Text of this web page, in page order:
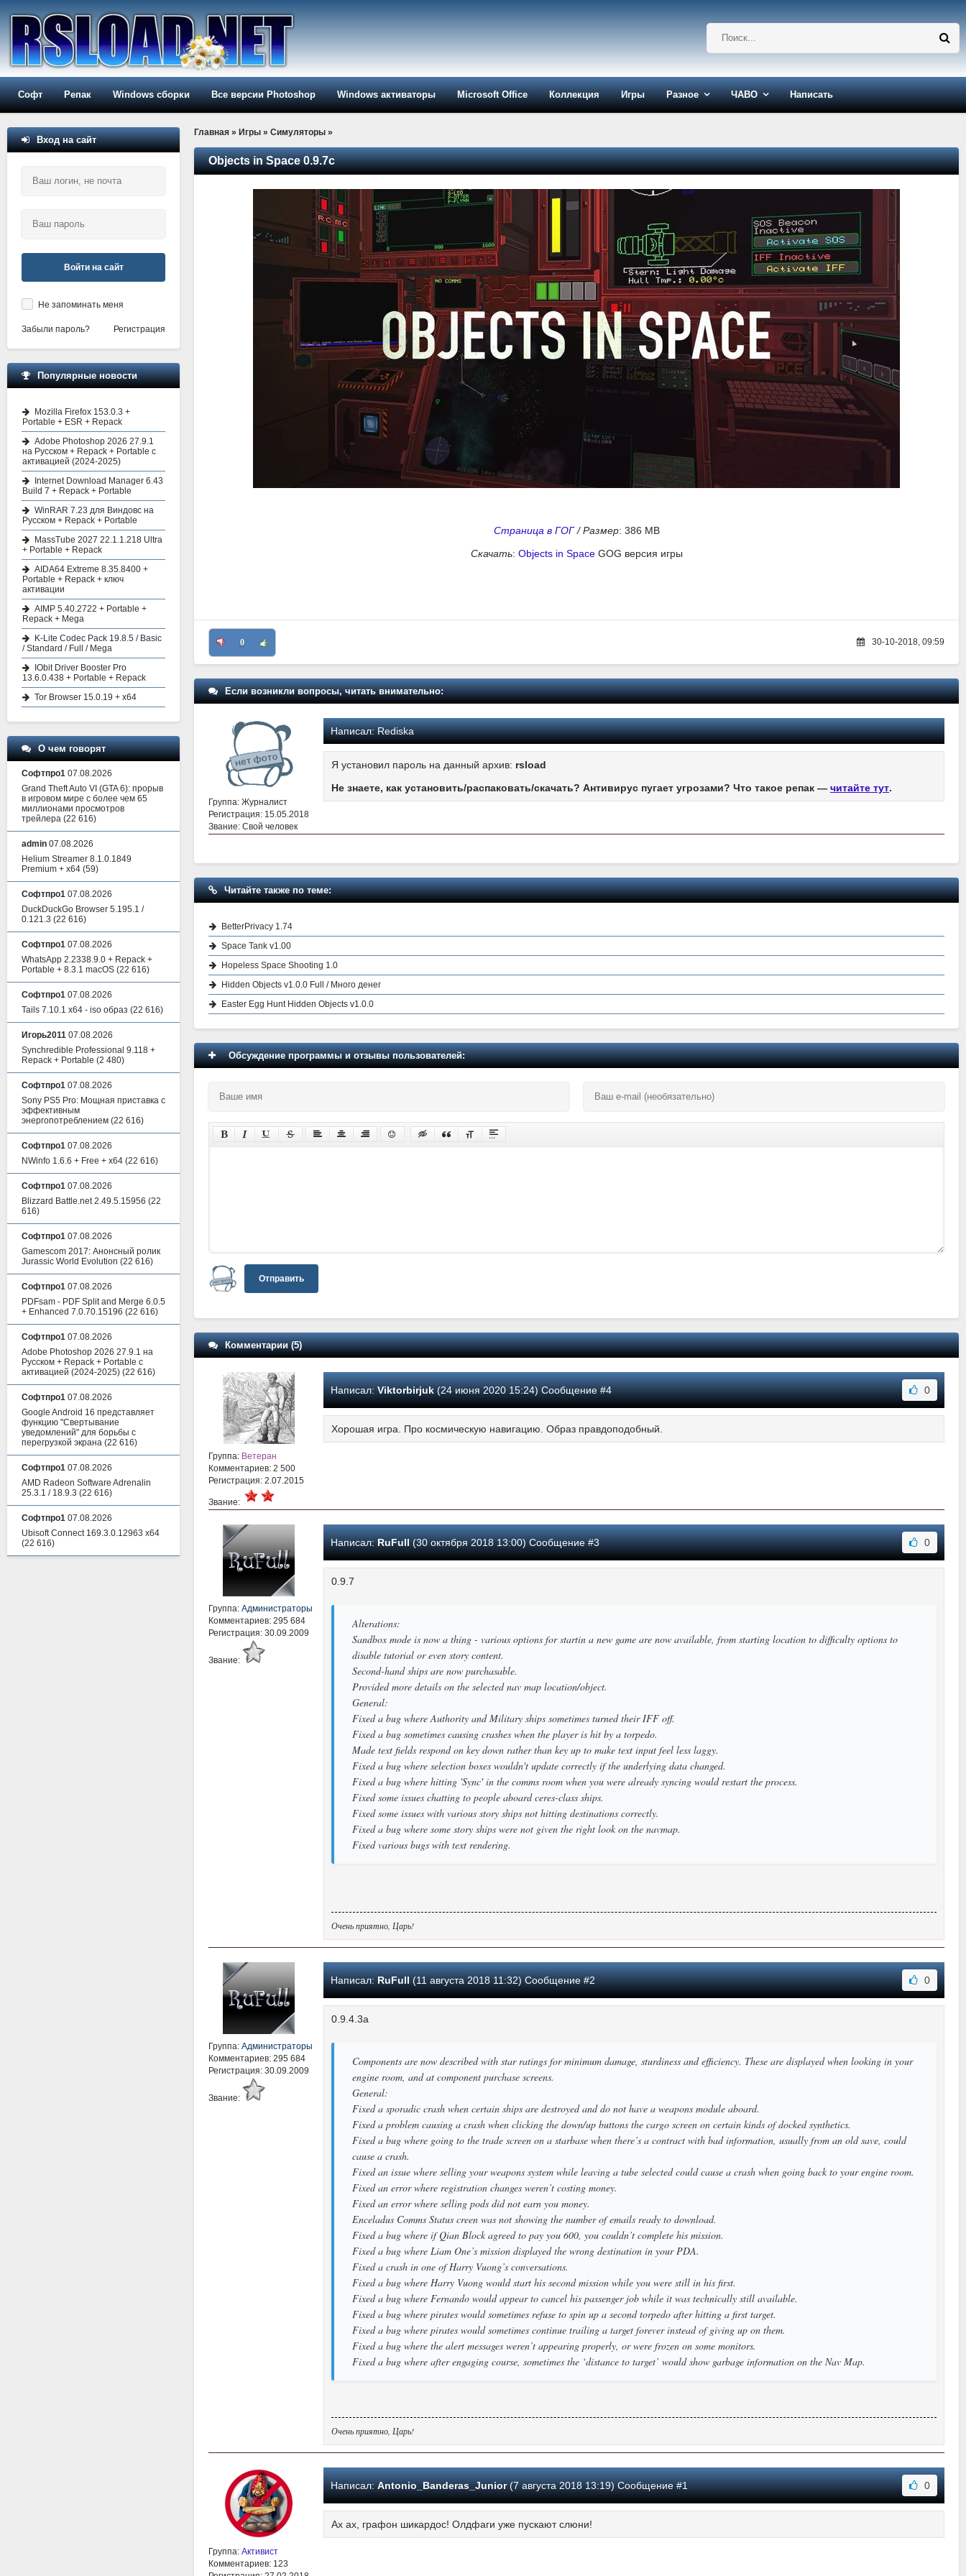
Софт Репак Windows сборки Все версии Photoshop Windows активаторы Microsoft Office Коллекция Игры Разное ЧАВО Написать
Главная » Игры » Симуляторы »
Objects in Space 0.9.7c
Страница в ГОГ/Размер: 386 MB
Скачать: Objects in SpaceGOG версия игры
0 30-10-2018, 09:59
Если возникли вопросы, читать внимательно:
Группа: Журналист
Регистрация: 15.05.2018
Звание: Свой человек
Написал:Rediska
Я установил пароль на данный архив: rsload
Не знаете, как установить/распаковать/скачать? Антивирус пугает угрозами? Что такое репак — читайте тут.
Читайте также по теме:
BetterPrivacy 1.74
Space Tank v1.00
Hopeless Space Shooting 1.0
Hidden Objects v1.0.0 Full / Много денег
Easter Egg Hunt Hidden Objects v1.0.0
Обсуждение программы и отзывы пользователей:
Отправить
Комментарии (5)
Группа: Ветеран
Комментариев: 2 500
Регистрация: 2.07.2015
Звание:
Написал: Viktorbirjuk(24 июня 2020 15:24) Сообщение #4 0
Хорошая игра. Про космическую навигацию. Образ правдоподобный.
Группа: Администраторы
Комментариев: 295 684
Регистрация: 30.09.2009
Звание:
Написал: RuFull(30 октября 2018 13:00) Сообщение #3 0
0.9.7
Alterations:
Sandbox mode is now a thing - various options for startin a new game are now available, from starting location to difficulty options to
disable tutorial or even story content.
Second-hand ships are now purchasable.
Provided more details on the selected nav map location/object.
General:
Fixed a bug where Authority and Military ships sometimes turned their IFF off.
Fixed a bug sometimes causing crashes when the player is hit by a torpedo.
Made text fields respond on key down rather than key up to make text input feel less laggy.
Fixed a bug where selection boxes wouldn't update correctly if the underlying data changed.
Fixed a bug where hitting 'Sync' in the comms room when you were already syncing would restart the process.
Fixed some issues chatting to people aboard ceres-class ships.
Fixed some issues with various story ships not hitting destinations correctly.
Fixed a bug where some story ships were not given the right look on the navmap.
Fixed various bugs with text rendering.
Очень приятно, Царь!
Группа: Администраторы
Комментариев: 295 684
Регистрация: 30.09.2009
Звание:
Написал: RuFull(11 августа 2018 11:32) Сообщение #2 0
0.9.4.3a
Components are now described with star ratings for minimum damage, sturdiness and efficiency. These are displayed when looking in your
engine room, and at component purchase screens.
General:
Fixed a sporadic crash when certain ships are destroyed and do not have a weapons module aboard.
Fixed a problem causing a crash when clicking the down/up buttons the cargo screen on certain kinds of docked synthetics.
Fixed a bug where going to the trade screen on a starbase when there’s a contract with bad information, usually from an old save, could
cause a crash.
Fixed an issue where selling your weapons system while leaving a tube selected could cause a crash when going back to your engine room.
Fixed an error where registration changes weren’t costing money.
Fixed an error where selling pods did not earn you money.
Enceladus Comms Status creen was not showing the number of emails ready to download.
Fixed a bug where if Qian Block agreed to pay you 600, you couldn’t complete his mission.
Fixed a bug where Liam One’s mission displayed the wrong destination in your PDA.
Fixed a crash in one of Harry Vuong’s conversations.
Fixed a bug where Harry Vuong would start his second mission while you were still in his first.
Fixed a bug where Fernando would appear to cancel his passenger job while it was technically still available.
Fixed a bug where pirates would sometimes refuse to spin up a second torpedo after hitting a first target.
Fixed a bug where pirates would sometimes continue trailing a target forever instead of giving up on them.
Fixed a bug where the alert messages weren’t appearing properly, or were frozen on some monitors.
Fixed a bug where after engaging course, sometimes the ‘distance to target’ would show garbage information on the Nav Map.
Очень приятно, Царь!
Группа: Активист
Комментариев: 123
Написал: Antonio_Banderas_Junior(7 августа 2018 13:19) Сообщение #1 0
Ах ах, графон шикардос! Олдфаги уже пускают слюни!
Вход на сайт
Войти на сайт
Не запоминать меня
Забыли пароль? Регистрация
Популярные новости
Mozilla Firefox 153.0.3 +
Portable + ESR + Repack
Adobe Photoshop 2026 27.9.1
на Русском + Repack + Portable с
активацией (2024-2025)
Internet Download Manager 6.43
Build 7 + Repack + Portable
WinRAR 7.23 для Виндовс на
Русском + Repack + Portable
MassTube 2027 22.1.1.218 Ultra
+ Portable + Repack
AIDA64 Extreme 8.35.8400 +
Portable + Repack + ключ
активации
AIMP 5.40.2722 + Portable +
Repack + Mega
K-Lite Codec Pack 19.8.5 / Basic
/ Standard / Full / Mega
IObit Driver Booster Pro
13.6.0.438 + Portable + Repack
Tor Browser 15.0.19 + x64
О чем говорят
Софтпро1 07.08.2026
Grand Theft Auto VI (GTA 6): прорыв
в игровом мире с более чем 65
миллионами просмотров
трейлера (22 616)
admin 07.08.2026
Helium Streamer 8.1.0.1849
Premium + x64 (59)
Софтпро1 07.08.2026
DuckDuckGo Browser 5.195.1 /
0.121.3 (22 616)
Софтпро1 07.08.2026
WhatsApp 2.2338.9.0 + Repack +
Portable + 8.3.1 macOS (22 616)
Софтпро1 07.08.2026
Tails 7.10.1 x64 - iso образ (22 616)
Игорь2011 07.08.2026
Synchredible Professional 9.118 +
Repack + Portable (2 480)
Софтпро1 07.08.2026
Sony PS5 Pro: Мощная приставка с
эффективным
энергопотреблением (22 616)
Софтпро1 07.08.2026
NWinfo 1.6.6 + Free + x64 (22 616)
Софтпро1 07.08.2026
Blizzard Battle.net 2.49.5.15956 (22
616)
Софтпро1 07.08.2026
Gamescom 2017: Анонсный ролик
Jurassic World Evolution (22 616)
Софтпро1 07.08.2026
PDFsam - PDF Split and Merge 6.0.5
+ Enhanced 7.0.70.15196 (22 616)
Софтпро1 07.08.2026
Adobe Photoshop 2026 27.9.1 на
Русском + Repack + Portable с
активацией (2024-2025) (22 616)
Софтпро1 07.08.2026
Google Android 16 представляет
функцию "Свертывание
уведомлений" для борьбы с
перегрузкой экрана (22 616)
Софтпро1 07.08.2026
AMD Radeon Software Adrenalin
25.3.1 / 18.9.3 (22 616)
Софтпро1 07.08.2026
Ubisoft Connect 169.3.0.12963 x64
(22 616)